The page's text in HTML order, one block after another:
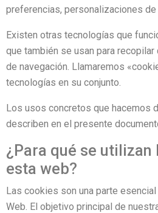
preferencias, personalizaciones
Existen otras tecnologías que
que también se usan para
de navegación. Llamaremos
tecnologías en su conjunto.
Los usos concretos que hacemos
describen en el presente
¿Para qué se utilizan
esta web?
Las cookies son una parte
Web. El objetivo principal de